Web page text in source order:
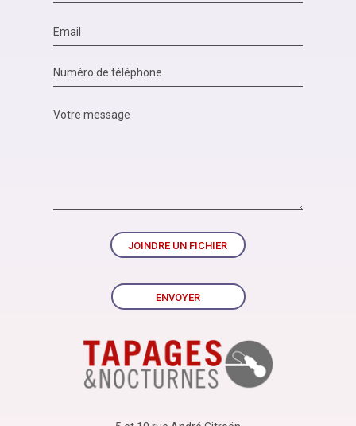
JOINDRE UN FICHIER
ENVOYER